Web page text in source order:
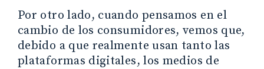
Por otro lado, cuando pensamos en el
cambio de los consumidores, vemos que,
debido a que realmente usan tanto las
plataformas digitales, los medios de